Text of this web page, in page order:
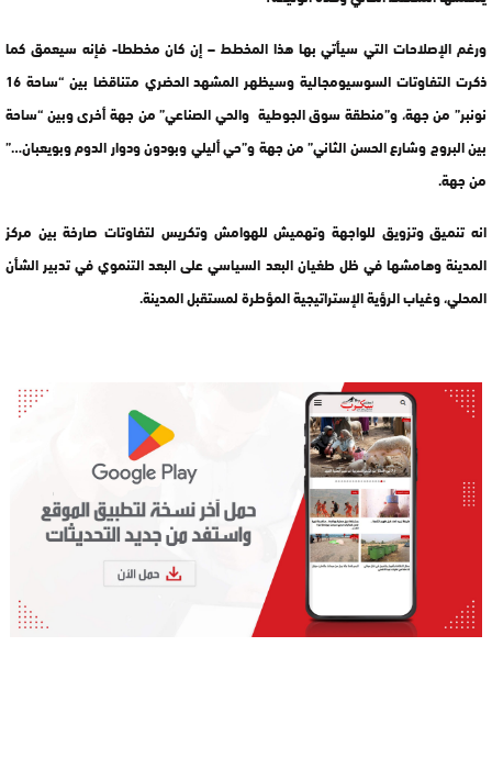
ورغم الإصلاحات التي سيأتي بها هذا المخطط – إن كان مخططا- فإنه سيعمق كما
ذكرت التفاوتات السوسيومجالية وسيظهر المشهد الحضري متناقضا بين “ساحة 16
نونبر” من جهة، و”منطقة سوق الجوطية والحي الصناعي” من جهة أخرى وبين “ساحة
بين البروج وشارع الحسن الثاني” من جهة و”حي أليلي وبودون ودوار الدوم وبويعبان…”
من جهة.
انه تنميق وتزويق للواجهة وتهميش للهوامش وتكريس لتفاوتات صارخة بين مركز
المدينة وهامشها في ظل طغيان البعد السياسي على البعد التنموي في تدبير الشأن
المحلي، وغياب الرؤية الإستراتيجية المؤطرة لمستقبل المدينة.